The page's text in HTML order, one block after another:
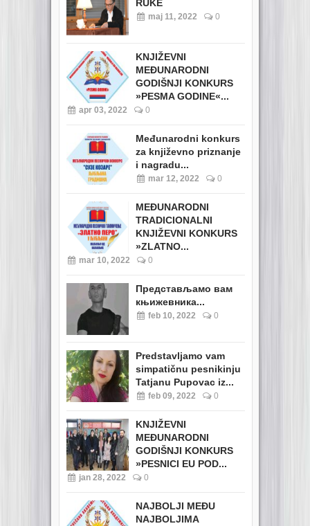
RUKE
maj 11, 2022 0
KNJIŽEVNI
MEĐUNARODNI
GODIŠNJI KONKURS
»PESMA GODINE«...
apr 03, 2022 0
Međunarodni konkurs
za književno priznanje
i nagradu...
mar 12, 2022 0
MEĐUNARODNI
TRADICIONALNI
KNJIŽEVNI KONKURS
»ZLATNO...
mar 10, 2022 0
Представљамо вам
књижевника...
feb 10, 2022 0
Predstavljamo vam
simpatičnu pesnikinju
Tatjanu Pupovac iz...
feb 09, 2022 0
KNJIŽEVNI
MEĐUNARODNI
GODIŠNJI KONKURS
»PESNICI EU POD...
jan 28, 2022 0
NAJBOLJI MEĐU
NAJBOLJIMA